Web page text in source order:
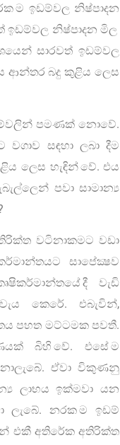
ම ඉඩම්වල නිෂ්පාදන
ඉඩම්වල නිෂ්පාදන මිල
සාරවත් ඉඩම්වල
ආන්තර බදු කුළිය ලෙස
පමණක් නොවේ.
සඳහා ලබා දීම
ලෙස හැඳින් වේ. එය
පවා සාමාන්‍ය
වටිනාකමට වඩා
සාපේක්‍ෂව
දී වැඩි
කෙරේ. එබැවින්,
පහත මට්ටමක පවතී.
බිහි වේ. එසේ ම
ඒවා විකුණනු
ලාභය ඉක්මවා යන
ලැබේ. නරක ම ඉඩම්
එකී අතිරේක අතිරික්ත